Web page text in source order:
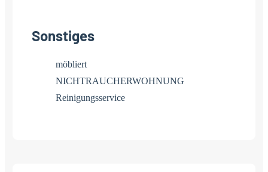
Sonstiges
möbliert
NICHTRAUCHERWOHNUNG
Reinigungsservice